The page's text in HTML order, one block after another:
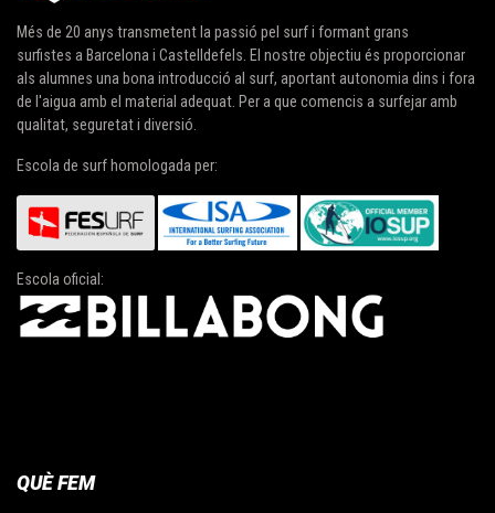
Més de 20 anys transmetent la passió pel surf i formant grans
surfistes a Barcelona i Castelldefels . El nostre objectiu és proporcionar
als alumnes una bona introducció al surf, aportant autonomia dins i fora
de l'aigua amb el material adequat. Per a que comencis a surfejar amb
qualitat, seguretat i diversió.
Escola de surf homologada per:
Escola oficial:
QUÈ FEM